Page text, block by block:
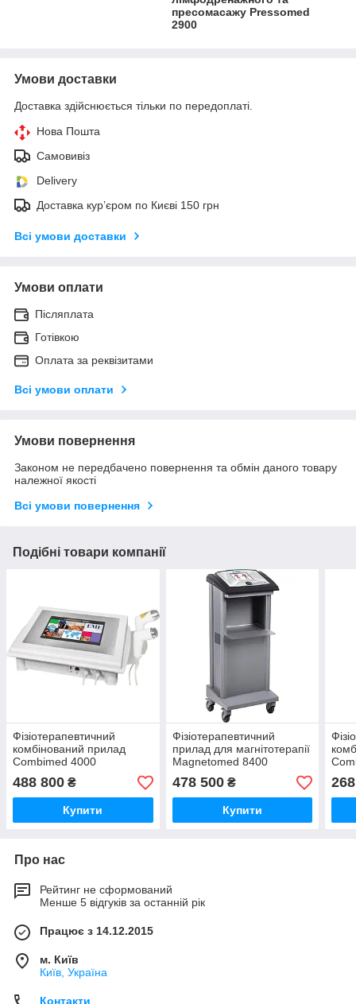
пресомасажу Pressomed
2900
Умови доставки
Доставка здійснюється тільки по передоплаті.
Нова Пошта
Самовивіз
Delivery
Доставка кур’єром по Києві 150 грн
Всі умови доставки
Умови оплати
Післяплата
Готівкою
Оплата за реквізитами
Всі умови оплати
Умови повернення
Законом не передбачено повернення та обмін даного товару
належної якості
Всі умови повернення
Подібні товари компанії
Фізіотерапевтичний
комбінований прилад
Combimed 4000
488 800 ₴
Купити
Фізіотерапевтичний
прилад для магнітотерапії
Magnetomed 8400
478 500₴
Купити
Про нас
Рейтинг не сформований
Менше 5 відгуків за останній рік
Працює з 14.12.2015
м. Київ
Київ, Україна
Контакти